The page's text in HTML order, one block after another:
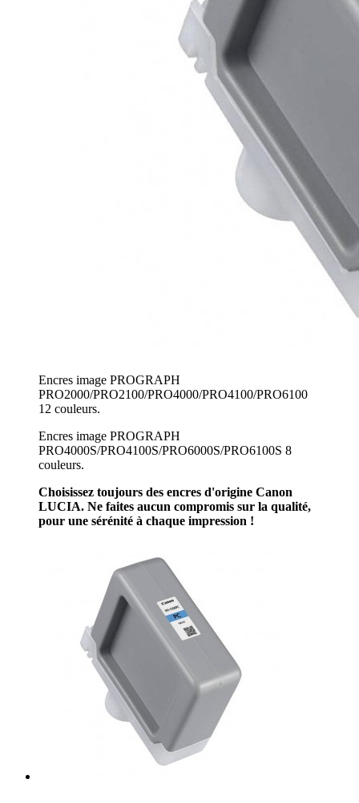
Encres image PROGRAPH
PRO2000/PRO2100/PRO4000/PRO4100/PRO6100
12 couleurs.
Encres image PROGRAPH
PRO4000S/PRO4100S/PRO6000S/PRO6100S 8
couleurs.
Choisissez toujours des encres d'origine Canon
LUCIA. Ne faites aucun compromis sur la qualité,
pour une sérénité à chaque impression !